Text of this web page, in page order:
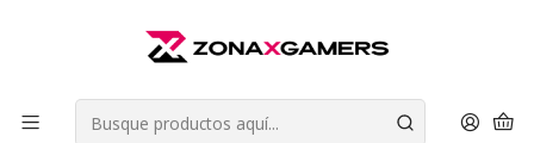
Retiros en Providencia
Leer más
Inicio Juegos de Mesa Juegos de Fiesta (Party Games)
Virus